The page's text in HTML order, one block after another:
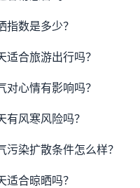
数是多少？
合旅游出行吗？
心情有影响吗？
风寒风险吗？
染扩散条件怎么样？
合晾晒吗？